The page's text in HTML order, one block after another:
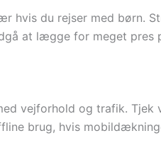
hvis du rejser med børn.
at lægge for meget pres
vejforhold og trafik.
brug, hvis